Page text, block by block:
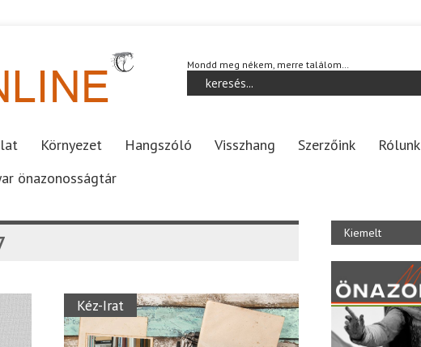
Mondd meg nékem, merre találom…
Környezet Hangszóló Visszhang Szerzőink Rólunk
önazonosságtár
Kéz-Irat
Kiemelt